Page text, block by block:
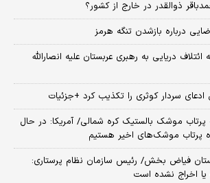
ذوالقدر در خارج از کشور؟
درباره بازشدن تنگه هرمز
دریایی به رهبری عربستان علیه انصارالله
ادعای سردار کوثری را تکذیب کرد +جزئیات
پرتاب موشک بالستیک کره شمالی/ آمریکا: در حال
پرتاب موشک‌های اخیر هستیم
فیاض بخش/ رئیس سازمان نظام پرستاری:
اخراج نشده است